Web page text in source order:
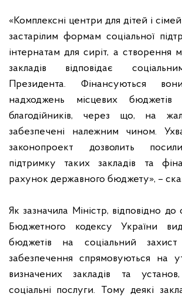
«Комплексні центри для дітей і
застарілим формам соціальної
інтернатам для сиріт, а створення
закладів відповідає
Президента. Фінансуються
надходжень місцевих
благодійників, через що, на
забезпечені належним чином.
законопроект дозволить
підтримку таких закладів та
рахунок державного бюджету», –
Як зазначила Міністр, відповідно
Бюджетного кодексу України
бюджетів на соціальний
забезпечення спрямовуються на
визначених закладів та
соціальні послуги. Тому деякі